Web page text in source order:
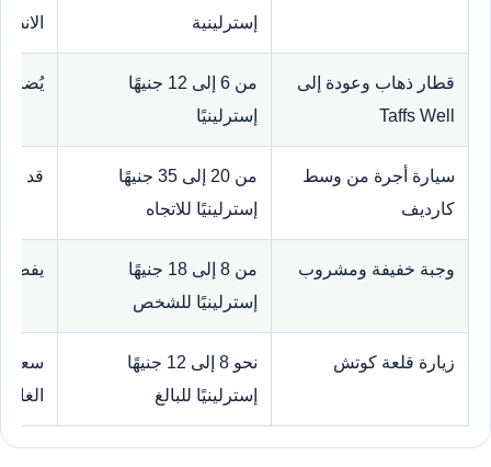
إسترلينية
قطار ذهاب وعودة إلى
Taffs Well
من 6 إلى 12 جنيهًا
إسترلينيًا
يُضاف
سيارة أجرة من وسط
كارديف
من 20 إلى 35 جنيهًا
إسترلينيًا للاتجاه
قد
وجبة خفيفة ومشروب
من 8 إلى 18 جنيهًا
إسترلينيًا للشخص
يفضل
زيارة قلعة كوتش
نحو 8 إلى 12 جنيهًا
إسترلينيًا للبالغ
سعر
الغابة